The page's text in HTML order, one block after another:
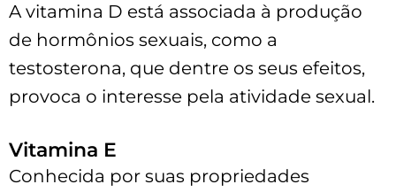
A vitamina D está associada à produção
de hormônios sexuais, como a
testosterona, que dentre os seus efeitos,
provoca o interesse pela atividade sexual.
Vitamina E
Conhecida por suas propriedades